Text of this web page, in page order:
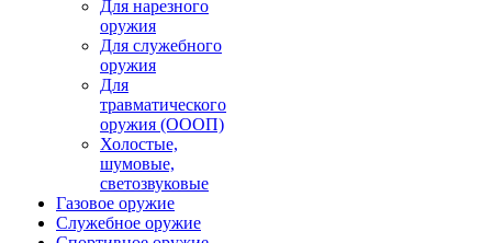
Для нарезного
оружия
Для служебного
оружия
Для
травматического
оружия (ОООП)
Холостые,
шумовые,
светозвуковые
Газовое оружие
Служебное оружие